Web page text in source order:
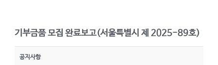
기부금품 모집 완료보고(서울특별시 제 2025-89호)
공지사항